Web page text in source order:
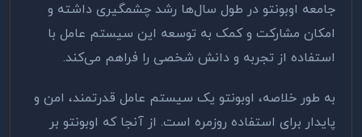
جامعه اوبونتو در طول سال‌ها رشد چشمگیری داشته و
امکان مشارکت و کمک به توسعه این سیستم عامل با
استفاده از تجربه و دانش شخصی را فراهم می‌کند.
به طور خلاصه، اوبونتو یک سیستم عامل قدرتمند، امن و
پایدار برای استفاده روزمره است. از آنجا که اوبونتو بر